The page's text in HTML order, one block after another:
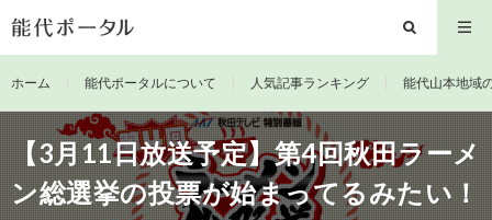
ホーム 能代ポータルについて 人気記事ランキング 能代山本地域
【3月11日放送予定】第4回秋田ラーメ
ン総選挙の投票が始まってるみたい！